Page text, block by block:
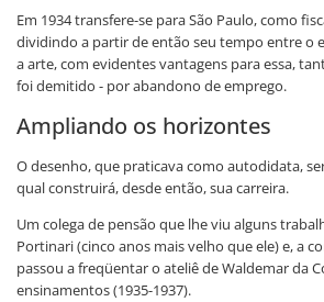
Em 1934 transfere-se para São Paulo, como
dividindo a partir de então seu tempo entre o
a arte, com evidentes vantagens para essa,
foi demitido - por abandono de emprego.
Ampliando os horizontes
O desenho, que praticava como autodidata,
qual construirá, desde então, sua carreira.
Um colega de pensão que lhe viu alguns
Portinari (cinco anos mais velho que ele) e, a
passou a freqüentar o ateliê de Waldemar da
ensinamentos (1935-1937).